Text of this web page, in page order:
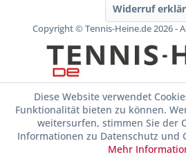
Widerruf
Copyright © Tennis-Heine.de 2026 -
Diese Website verwendet
Funktionalität bieten zu können.
weitersurfen, stimmen Sie der
Informationen zu Datenschutz und
Mehr